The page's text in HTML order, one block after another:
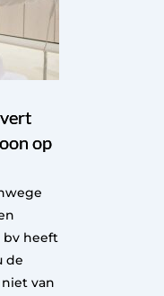
op
bv heeft
de
van